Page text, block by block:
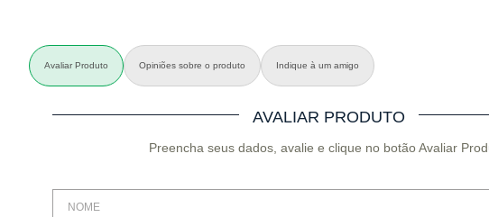
Avaliar Produto Opiniões sobre o produto Indique à um amigo
AVALIAR PRODUTO
Preencha seus dados, avalie e clique no botão Avaliar